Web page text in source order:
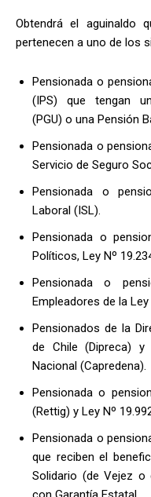
Obtendrá el aguinaldo
pertenecen a uno de los
Pensionada o
(IPS) que tengan
(PGU) o una Pensión
Pensionada o
Servicio de Seguro
Pensionada o
Laboral (ISL).
Pensionada o
Políticos, Ley Nº
Pensionada o
Empleadores de la Ley
Pensionados de la
de Chile (Dipreca)
Nacional (Capredena).
Pensionada o
(Rettig) y Ley Nº
Pensionada o
que reciben el
Solidario (de Vejez o